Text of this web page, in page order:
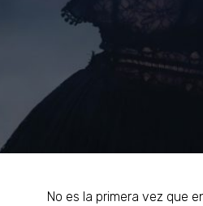
No es la primera vez que